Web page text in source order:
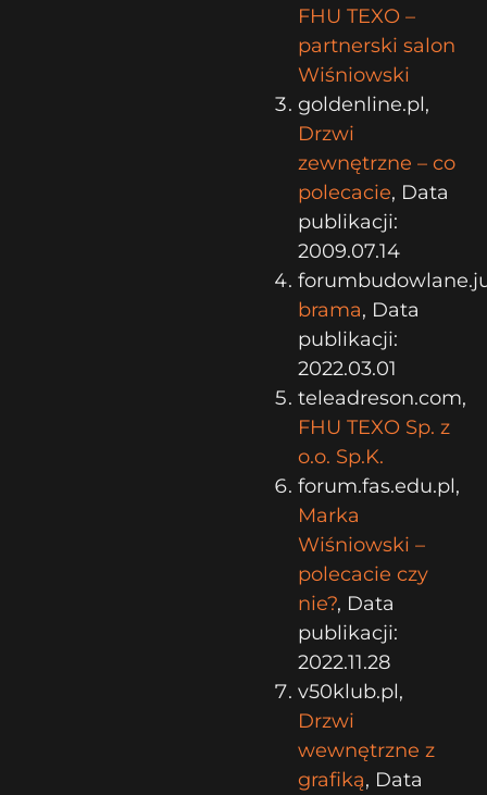
FHU TEXO –
partnerski salon
Wiśniowski
goldenline.pl,
Drzwi
zewnętrzne – co
polecacie, Data
publikacji:
2009.07.14
brama, Data
publikacji:
2022.03.01
teleadreson.com,
FHU TEXO Sp. z
o.o. Sp.K.
forum.fas.edu.pl,
Marka
Wiśniowski –
polecacie czy
nie?, Data
publikacji:
2022.11.28
v50klub.pl,
Drzwi
wewnętrzne z
grafiką, Data